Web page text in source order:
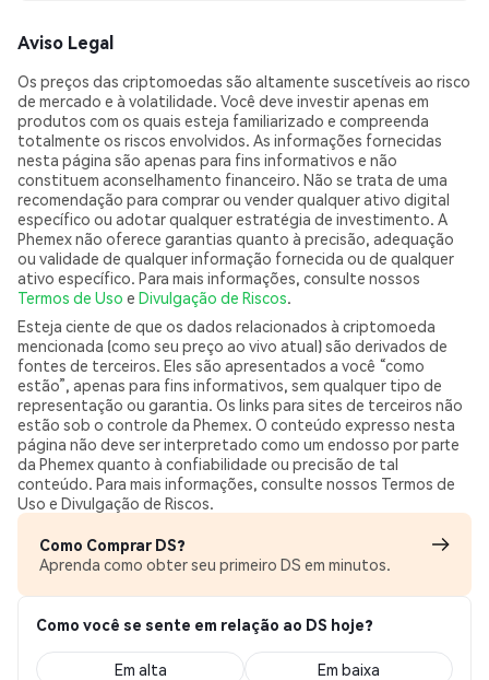
Aviso Legal
Os preços das criptomoedas são altamente suscetíveis ao risco
de mercado e à volatilidade. Você deve investir apenas em
produtos com os quais esteja familiarizado e compreenda
totalmente os riscos envolvidos. As informações fornecidas
nesta página são apenas para fins informativos e não
constituem aconselhamento financeiro. Não se trata de uma
recomendação para comprar ou vender qualquer ativo digital
específico ou adotar qualquer estratégia de investimento. A
Phemex não oferece garantias quanto à precisão, adequação
ou validade de qualquer informação fornecida ou de qualquer
ativo específico. Para mais informações, consulte nossos
Termos de Uso e Divulgação de Riscos.
Esteja ciente de que os dados relacionados à criptomoeda
mencionada (como seu preço ao vivo atual) são derivados de
fontes de terceiros. Eles são apresentados a você “como
estão”, apenas para fins informativos, sem qualquer tipo de
representação ou garantia. Os links para sites de terceiros não
estão sob o controle da Phemex. O conteúdo expresso nesta
página não deve ser interpretado como um endosso por parte
da Phemex quanto à confiabilidade ou precisão de tal
conteúdo. Para mais informações, consulte nossos Termos de
Uso e Divulgação de Riscos.
Como Comprar DS?
Aprenda como obter seu primeiro DS em minutos.
Como você se sente em relação ao DS hoje?
Em alta Em baixa